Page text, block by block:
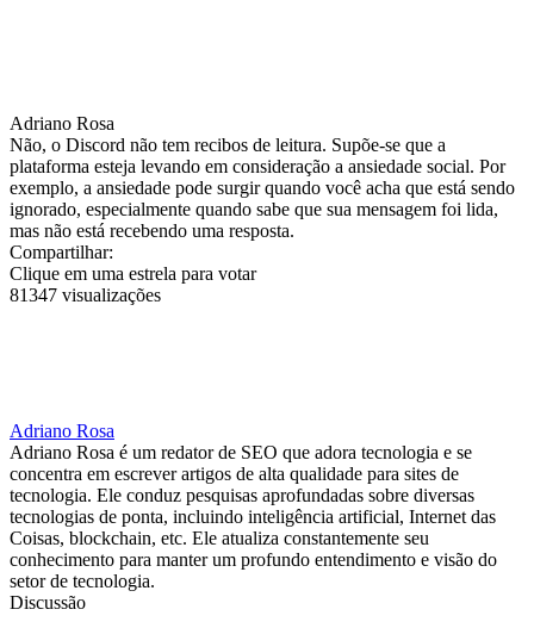
Adriano Rosa
Não, o Discord não tem recibos de leitura. Supõe-se que a
plataforma esteja levando em consideração a ansiedade social. Por
exemplo, a ansiedade pode surgir quando você acha que está sendo
ignorado, especialmente quando sabe que sua mensagem foi lida,
mas não está recebendo uma resposta.
Compartilhar:
Clique em uma estrela para votar
81347 visualizações
Adriano Rosa
Adriano Rosa é um redator de SEO que adora tecnologia e se
concentra em escrever artigos de alta qualidade para sites de
tecnologia. Ele conduz pesquisas aprofundadas sobre diversas
tecnologias de ponta, incluindo inteligência artificial, Internet das
Coisas, blockchain, etc. Ele atualiza constantemente seu
conhecimento para manter um profundo entendimento e visão do
setor de tecnologia.
Discussão